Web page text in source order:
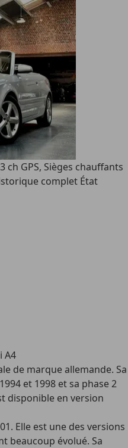
ch GPS, Sièges chauffants
complet État
A4
de marque allemande. Sa
et 1998 et sa phase 2
disponible en version
Elle est une des versions
beaucoup évolué. Sa